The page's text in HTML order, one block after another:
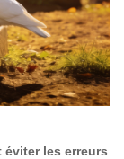
les erreurs